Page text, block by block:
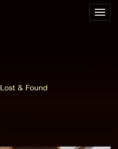
Toggle
Lost & Found